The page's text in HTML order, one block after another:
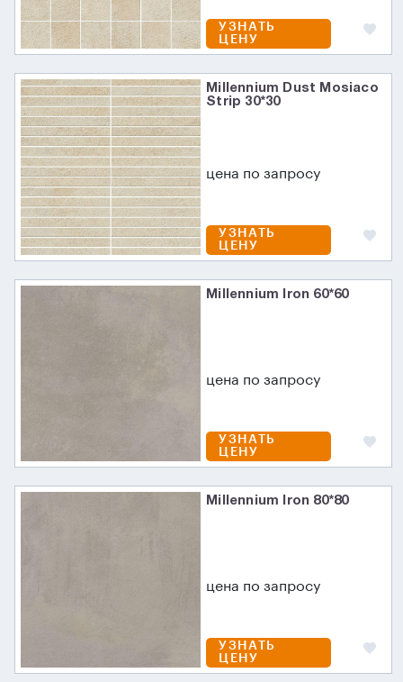
УЗНАТЬ
ЦЕНУ
Millennium Dust Mosiaco
Strip 30*30
цена по запросу
УЗНАТЬ
ЦЕНУ
Millennium Iron 60*60
цена по запросу
УЗНАТЬ
ЦЕНУ
Millennium Iron 80*80
цена по запросу
УЗНАТЬ
ЦЕНУ